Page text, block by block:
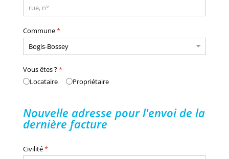
Commune*
Vous êtes ?*
Locataire
Propriétaire
Nouvelle adresse pour l'envoi de la
dernière facture
Civilité*